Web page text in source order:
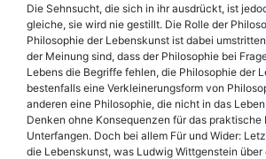
Die Sehnsucht, die sich in ihr ausdrückt, ist
gleiche, sie wird nie gestillt. Die Rolle der
Philosophie der Lebenskunst ist dabei
der Meinung sind, dass der Philosophie bei
Lebens die Begriffe fehlen, die Philosophie der
bestenfalls eine Verkleinerungsform von
anderen eine Philosophie, die nicht in das
Denken ohne Konsequenzen für das praktische
Unterfangen. Doch bei allem Für und Wider:
die Lebenskunst, was Ludwig Wittgenstein über